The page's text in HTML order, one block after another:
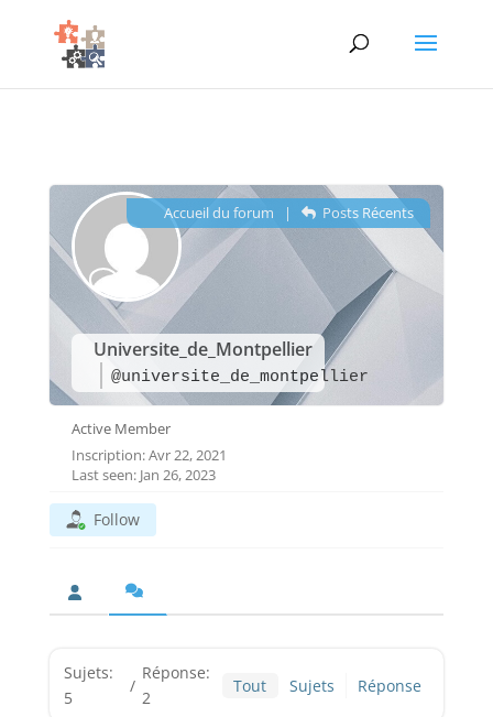
Universite_de_Montpellier
@universite_de_montpellier
Accueil du forum | Posts Récents
Active Member
Inscription: Avr 22, 2021
Last seen: Jan 26, 2023
Follow
Sujets:
5
/
Réponse:
2
Tout Sujets Réponse